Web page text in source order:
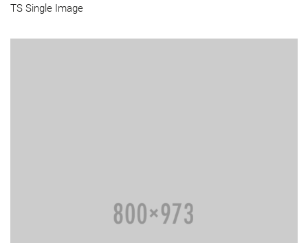
TS Single Image